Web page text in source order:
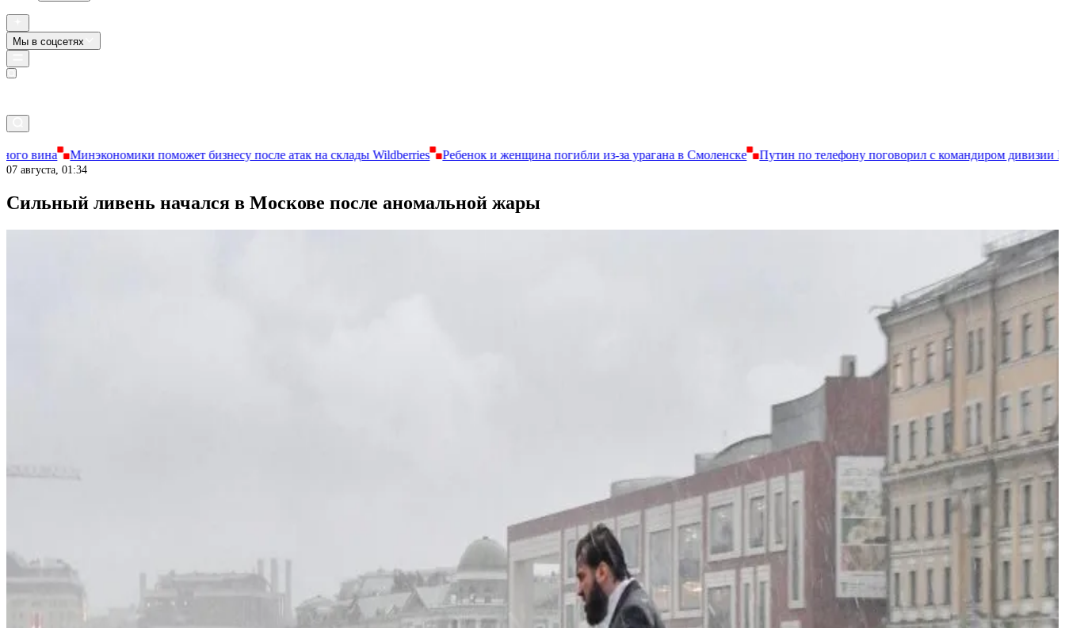
Мы в соцсетях
поможет бизнесу после атак на склады Wildberries Ребенок и женщина погибли из-за урагана в Смоленске Путин по телефону поговорил с командиром дивизии ВДВ Шихабидовым
07 августа, 01:34
Сильный ливень начался в Москове после аномальной жары